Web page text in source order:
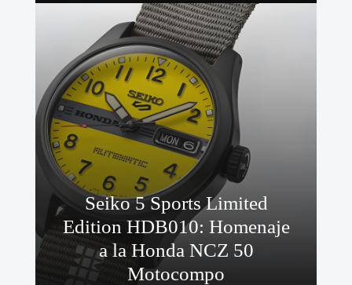
Seiko 5 Sports Limited
Edition HDB010: Homenaje
a la Honda NCZ 50
Motocompo